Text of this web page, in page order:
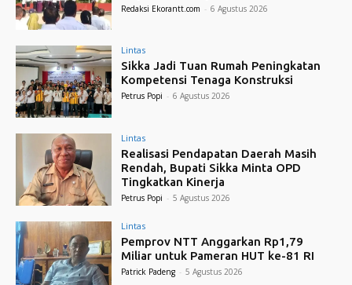
Redaksi Ekorantt.com - 6 Agustus 2026
Lintas
Sikka Jadi Tuan Rumah Peningkatan
Kompetensi Tenaga Konstruksi
Petrus Popi - 6 Agustus 2026
Lintas
Realisasi Pendapatan Daerah Masih
Rendah, Bupati Sikka Minta OPD
Tingkatkan Kinerja
Petrus Popi - 5 Agustus 2026
Lintas
Pemprov NTT Anggarkan Rp1,79
Miliar untuk Pameran HUT ke-81 RI
Patrick Padeng - 5 Agustus 2026